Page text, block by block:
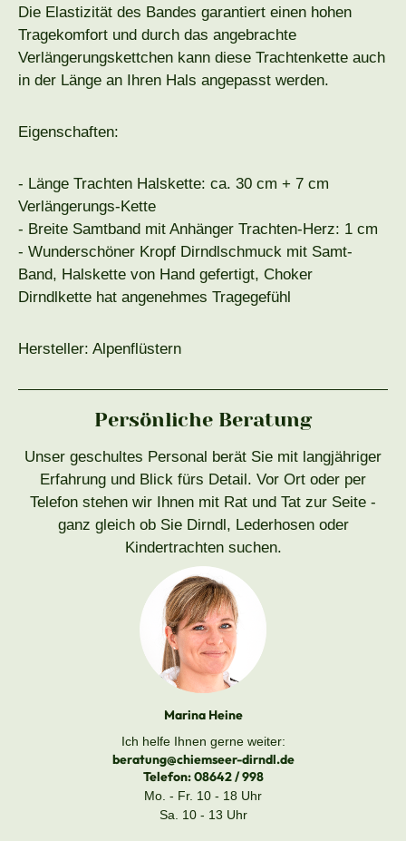
Die Elastizität des Bandes garantiert einen hohen
Tragekomfort und durch das angebrachte
Verlängerungskettchen kann diese Trachtenkette auch
in der Länge an Ihren Hals angepasst werden.
Eigenschaften:
- Länge Trachten Halskette: ca. 30 cm + 7 cm
Verlängerungs-Kette
- Breite Samtband mit Anhänger Trachten-Herz: 1 cm
- Wunderschöner Kropf Dirndlschmuck mit Samt-
Band, Halskette von Hand gefertigt, Choker
Dirndlkette hat angenehmes Tragegefühl
Hersteller: Alpenflüstern
Persönliche Beratung
Unser geschultes Personal berät Sie mit langjähriger
Erfahrung und Blick fürs Detail. Vor Ort oder per
Telefon stehen wir Ihnen mit Rat und Tat zur Seite -
ganz gleich ob Sie Dirndl, Lederhosen oder
Kindertrachten suchen.
Marina Heine
Ich helfe Ihnen gerne weiter:
beratung@chiemseer-dirndl.de
Telefon:08642 / 998
Mo. - Fr. 10 - 18 Uhr
Sa. 10 - 13 Uhr